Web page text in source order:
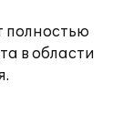
полностью
в области